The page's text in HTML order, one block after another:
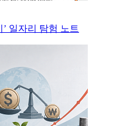
일자리 탐험 노트